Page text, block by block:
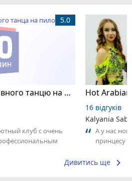
Victoria, школа спортивного танцю на пілоні
5.0
клуб с очень
16 відгуків
Kalyania
А у нас
принцесу
Дивитись ще keyboard_arrow_right